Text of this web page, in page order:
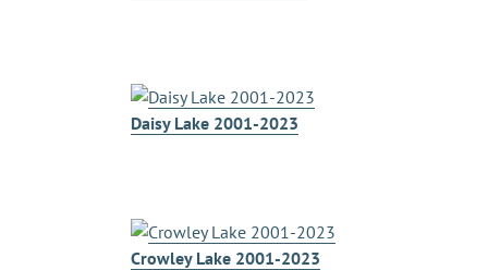
Daisy Lake 2001-2023
Crowley Lake 2001-2023